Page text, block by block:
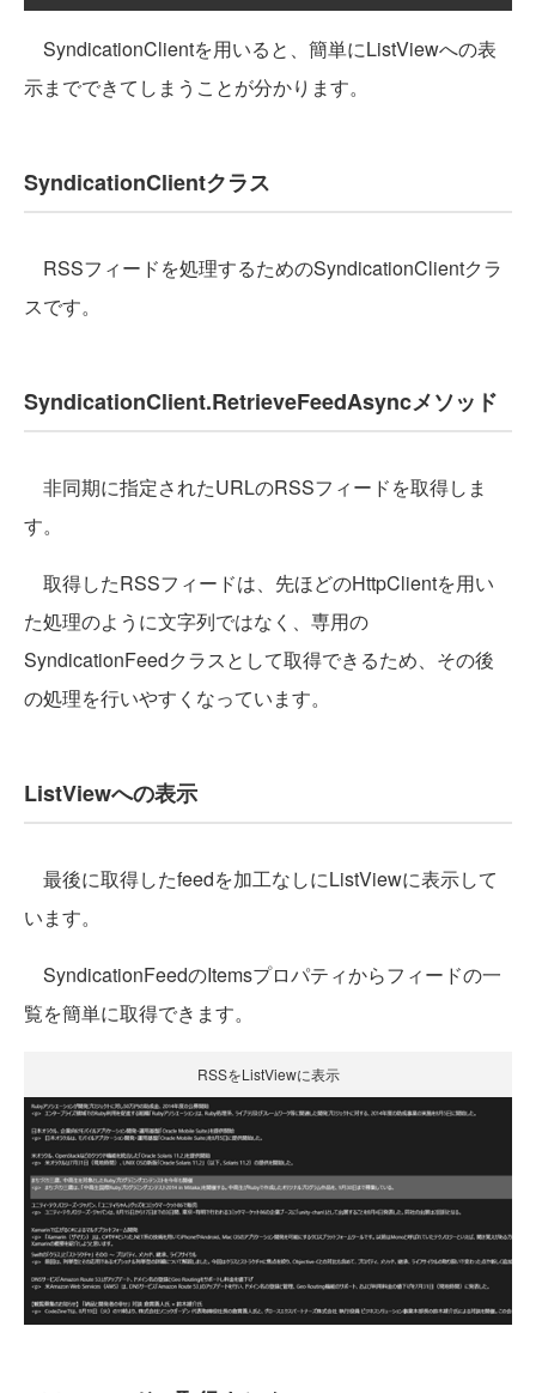
SyndicationClientを用いると、簡単にListViewへの表
示までできてしまうことが分かります。
SyndicationClientクラス
RSSフィードを処理するためのSyndicationClientクラ
スです。
SyndicationClient.RetrieveFeedAsyncメソッド
非同期に指定されたURLのRSSフィードを取得しま
す。
取得したRSSフィードは、先ほどのHttpClientを用い
た処理のように文字列ではなく、専用の
SyndicationFeedクラスとして取得できるため、その後
の処理を行いやすくなっています。
ListViewへの表示
最後に取得したfeedを加工なしにListViewに表示して
います。
SyndicationFeedのItemsプロパティからフィードの一
覧を簡単に取得できます。
RSSをListViewに表示